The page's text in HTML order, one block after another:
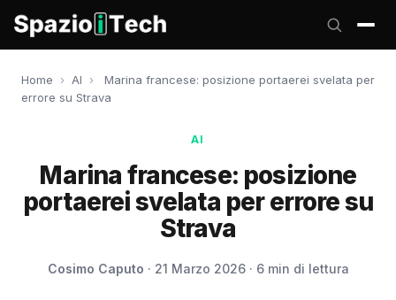
Home › AI ›
Marina francese: posizione portaerei svelata per
errore su Strava
AI
Marina francese: posizione
portaerei svelata per errore su
Strava
Cosimo Caputo · 21 Marzo 2026 · 6 min di lettura